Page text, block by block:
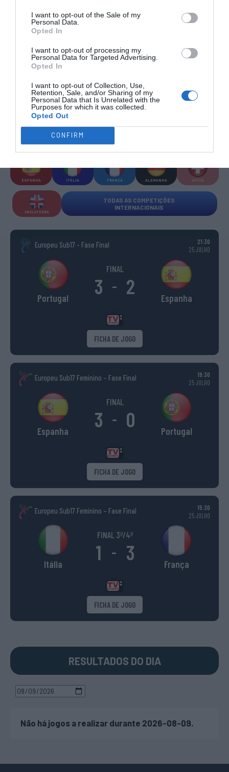
I want to opt-out of the Sale of my
Personal Data.
Opted In
I want to opt-out of processing my
Personal Data for Targeted Advertising.
Opted In
I want to opt-out of Collection, Use,
Retention, Sale, and/or Sharing of my
Personal Data that Is Unrelated with the
Purposes for which it was collected.
Opted Out
CONFIRM
SUB-23 SUB-19 SUB-17 SUB-13
TORNEIOS 3x3 MASCULINO MASTERS
NACIONAIS
COMPETIÇÕES INTERNACIONAIS
CHAMPIONS
WSE WOMEN
MEN
ESPANHA ITÁLIA FRANÇA ALEMANHA SUÍÇA
INGLATERRA
TODAS AS COMPETIÇÕES
INTERNACIONAIS
Europeu Sub17 - Fase Final
21:30
25 JULHO
Portugal
FINAL
3 - 2 Espanha
FICHA DE JOGO
Europeu Sub17 Feminino – Fase Final
19:30
25 JULHO
Espanha
FINAL
3 - 0 Portugal
FICHA DE JOGO
Europeu Sub17 Feminino – Fase Final
15:30
25 JULHO
Itália
FINAL 3º/4º
1 - 3 França
FICHA DE JOGO
RESULTADOS DO DIA
Não há jogos a realizar durante 2026-08-09.